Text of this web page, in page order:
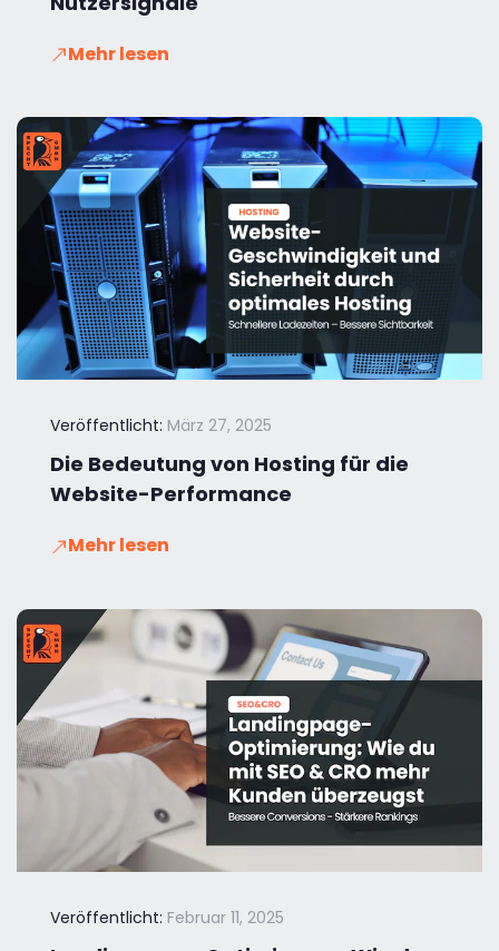
Mehr lesen
Veröffentlicht: März 27, 2025
Die Bedeutung von Hosting für die
Website-Performance
Mehr lesen
Veröffentlicht: Februar 11, 2025